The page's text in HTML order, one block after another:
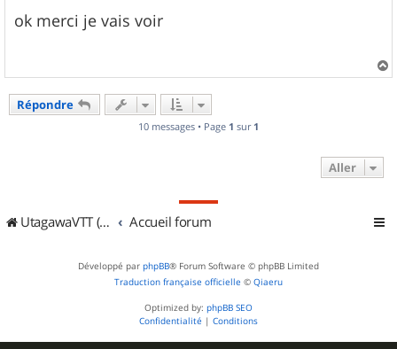
s
s
e
ok merci je vais voir
a
Répondre
10 messages • Page 1 sur 1
Aller
UtagawaVTT (Randos VTT et VTTAE avec traces GPS) Accueil forum
Développé par phpBB® Forum Software © phpBB Limited
Traduction française officielle © Qiaeru
Optimized by: phpBB SEO
Confidentialité | Conditions